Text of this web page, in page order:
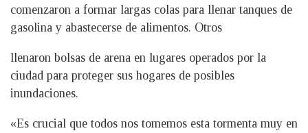
comenzaron a formar largas colas para llenar tanques de
gasolina y abastecerse de alimentos. Otros
llenaron bolsas de arena en lugares operados por la
ciudad para proteger sus hogares de posibles
inundaciones.
«Es crucial que todos nos tomemos esta tormenta muy en